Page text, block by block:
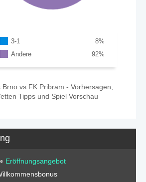
3-1 %
8
Andere
%
92
Brno vs FK Pribram - Vorhersagen,
Tipps und Spiel Vorschau
Eröffnungsangebot